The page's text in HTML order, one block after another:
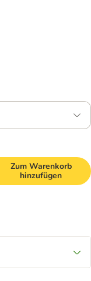
Zum Warenkorb
hinzufügen